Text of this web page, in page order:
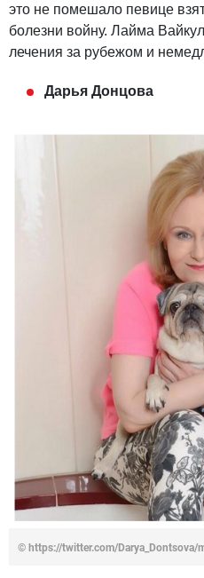
это не помешало певице
болезни войну. Лайма
лечения за рубежом и
Дарья Донцова
© https://twitter.com/Darya_Dontsova/